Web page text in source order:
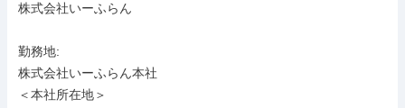
株式会社いーふらん
勤務地:
株式会社いーふらん本社
＜本社所在地＞